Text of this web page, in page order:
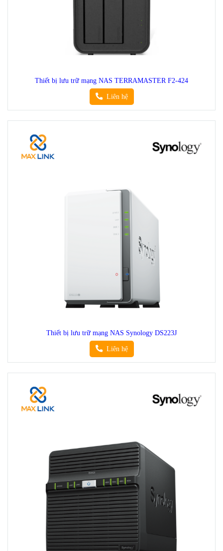
Thiết bị lưu trữ mạng NAS TERRAMASTER F2-424
Liên hệ
Thiết bị lưu trữ mạng NAS Synology DS223J
Liên hệ